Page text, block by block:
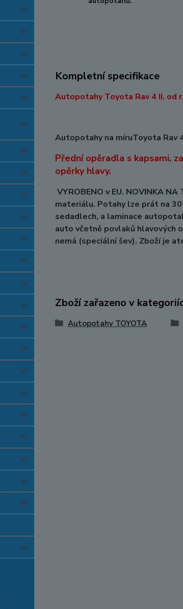
Kompletní specifikace
Autopotahy Toyota Rav 4 II, od
Autopotahy na míruToyota Rav
Přední opěradla s kapsami,
opěrky hlavy.
VYROBENO v EU. NOVINKA
materiálu. Potahy lze prát na
sedadlech, a laminace
auto včetně povlaků hlavových
nemá (speciální šev). Zboží je
Zboží zařazeno v
Autopotahy TOYOTA